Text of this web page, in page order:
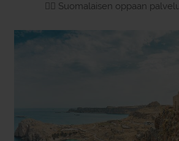
🙋‍♀️ Suomalaisen oppaan